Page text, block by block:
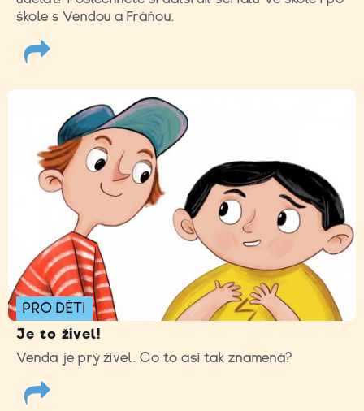
škole s Vendou a Fráňou.
PRO DĚTI
Je to živel!
Venda je prý živel. Co to asi tak znamená?